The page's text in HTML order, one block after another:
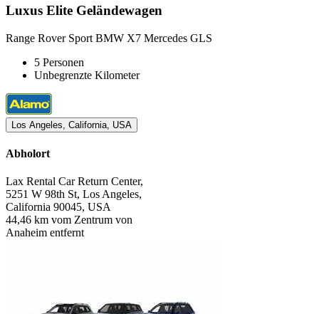
Luxus Elite Geländewagen
Range Rover Sport BMW X7 Mercedes GLS
5 Personen
Unbegrenzte Kilometer
Los Angeles, California, USA
Abholort
Lax Rental Car Return Center,
5251 W 98th St, Los Angeles,
California 90045, USA
44,46 km vom Zentrum von
Anaheim entfernt